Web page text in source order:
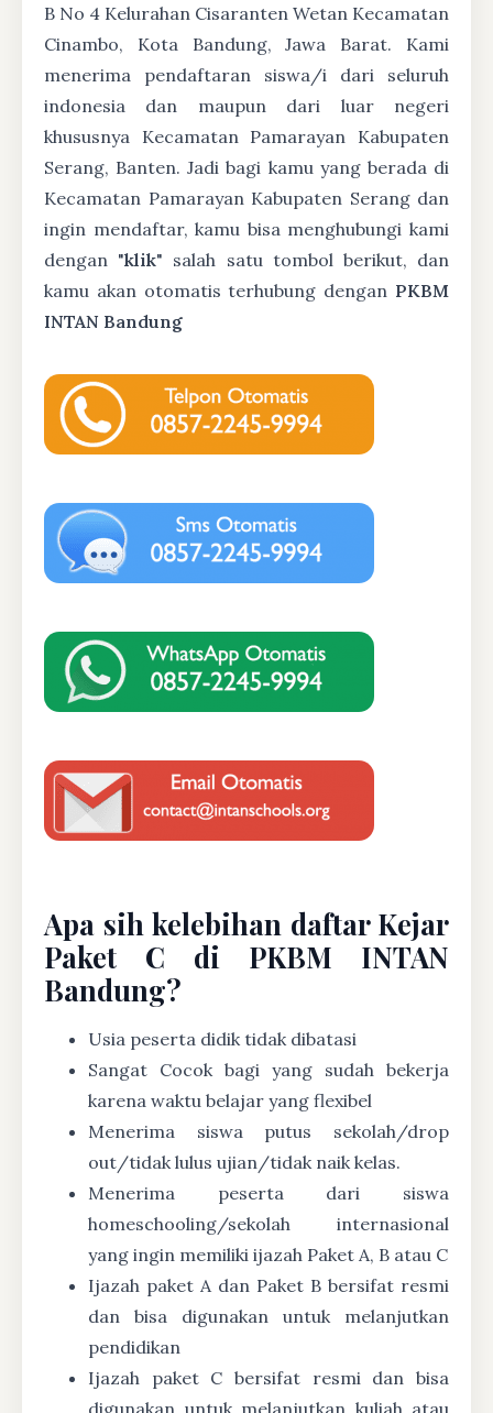
B No 4 Kelurahan Cisaranten Wetan Kecamatan
Cinambo, Kota Bandung, Jawa Barat. Kami
menerima pendaftaran siswa/i dari seluruh
indonesia dan maupun dari luar negeri
khususnya Kecamatan Pamarayan Kabupaten
Serang, Banten. Jadi bagi kamu yang berada di
Kecamatan Pamarayan Kabupaten Serang dan
ingin mendaftar, kamu bisa menghubungi kami
dengan "klik" salah satu tombol berikut, dan
kamu akan otomatis terhubung dengan PKBM
INTAN Bandung
Apa sih kelebihan daftar Kejar
Paket C di PKBM INTAN
Bandung?
Usia peserta didik tidak dibatasi
Sangat Cocok bagi yang sudah bekerja
karena waktu belajar yang flexibel
Menerima siswa putus sekolah/drop
out/tidak lulus ujian/tidak naik kelas.
Menerima peserta dari siswa
homeschooling/sekolah internasional
yang ingin memiliki ijazah Paket A, B atau C
Ijazah paket A dan Paket B bersifat resmi
dan bisa digunakan untuk melanjutkan
pendidikan
Ijazah paket C bersifat resmi dan bisa
digunakan untuk melanjutkan kuliah atau